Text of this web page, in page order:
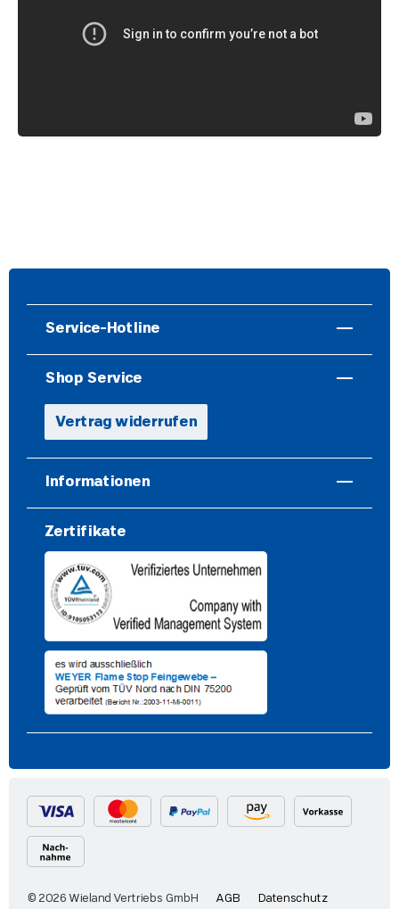
Service-Hotline
Shop Service
Vertrag widerrufen
Informationen
Zertifikate
© 2026 Wieland Vertriebs GmbH AGB Datenschutz